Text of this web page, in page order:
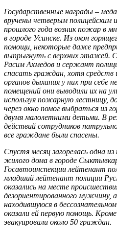
Государственные награды –
вручены четверым полицейским
прошлого года возник пожар в
в городе Усинске. Из окон
помощи, некоторые даже
выпрыгнуть с верхних этажей.
Расим Ахмедов и сержант
спасать граждан, хотя средств
органов дыхания у них при себе
помещений они выводили их на
используя пожарную лестницу,
через окно помог выбраться из
двумя малолетними детьми. В
действий сотрудников
все граждане были спасены.
Спустя месяц загорелась одна
жилого дома в городе
Госавтоинспекции лейтенант
младший лейтенант полиции
оказались на месте
дезориентированного мужчину,
находившуюся в
оказали ей первую помощь.
эвакуировали около 50 граждан.